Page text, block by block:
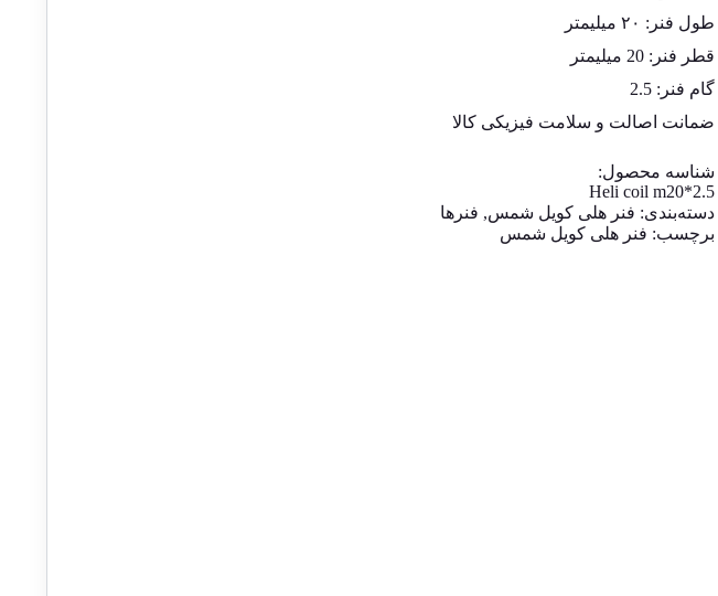
طول فنر: ٢٠ میلیمتر
قطر فنر: 20 میلیمتر
گام فنر: 2.5
ضمانت اصالت و سلامت فیزیکی کالا
شناسه محصول:
Heli coil m20*2.5
دسته‌بندی: فنر هلی کویل شمس, فنرها
برچسب: فنر هلی کویل شمس